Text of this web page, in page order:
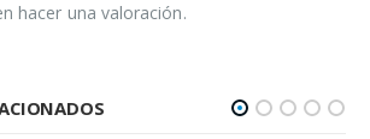
hacer una valoración.